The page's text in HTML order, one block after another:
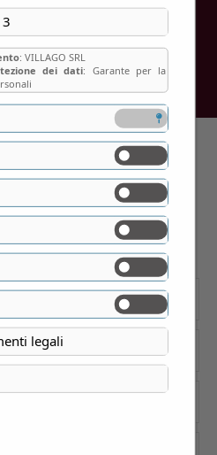
: VILLAGO SRL
dei dati: Garante per la
legali